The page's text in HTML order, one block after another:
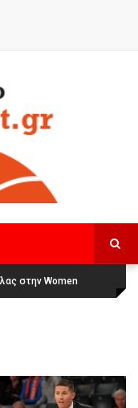
στην Women
η Εθνική